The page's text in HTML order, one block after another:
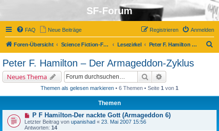
SF-Forum
FAQ Neue Beiträge Anmelden
Registrieren
Foren-Übersicht Science Fiction-Forum Lesezirkel Peter F. Hamilton – Der Armageddon-Zyklus
Peter F. Hamilton – Der Armageddon-Zyklus
Neues Thema Suche
Themen als gelesen markieren • 6 Themen • Seite 1 von 1
Themen
P F Hamilton-Der nackte Gott (Armageddon 6)
Letzter Beitrag von upanishad « 23. Mai 2007 15:56
Antworten: 14